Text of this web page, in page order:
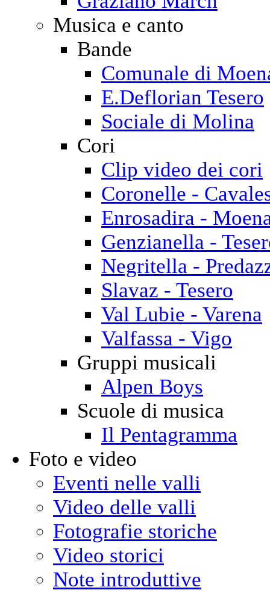
Musica e canto
Bande
Comunale di
E.Deflorian Tesero
Sociale di Molina
Cori
Clip video dei cori
Coronelle -
Enrosadira -
Genzianella -
Negritella -
Slavaz - Tesero
Val Lubie - Varena
Valfassa - Vigo
Gruppi musicali
Alpen Boys
Scuole di musica
Il Pentagramma
Foto e video
Eventi nelle valli
Video delle valli
Fotografie storiche
Video storici
Note introduttive